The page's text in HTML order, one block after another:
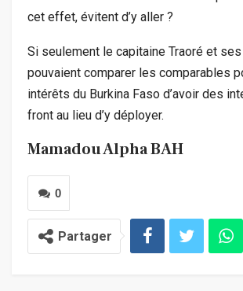
cet effet, évitent d’y aller ?
Si seulement le capitaine Traoré et
pouvaient comparer les comparables
intérêts du Burkina Faso d’avoir des
front au lieu d’y déployer.
Mamadou Alpha BAH
0
Partager